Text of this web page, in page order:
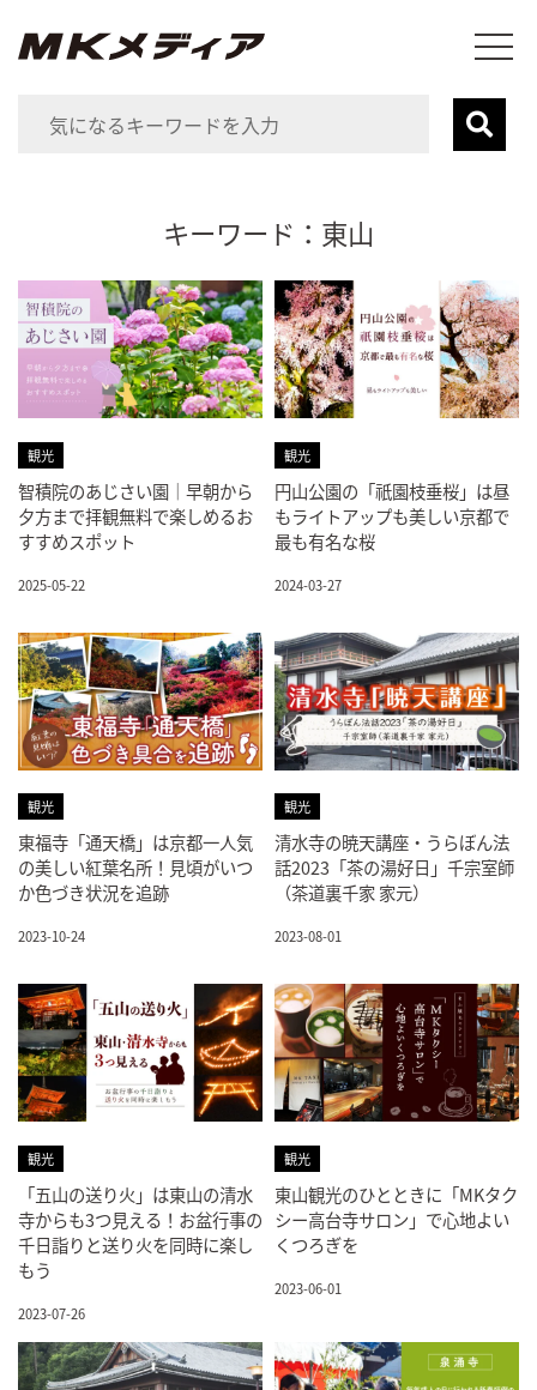
キーワード：東山
観光
智積院のあじさい園｜早朝から
夕方まで拝観無料で楽しめるお
すすめスポット
2025-05-22
観光
円山公園の「祇園枝垂桜」は昼
もライトアップも美しい京都で
最も有名な桜
2024-03-27
観光
東福寺「通天橋」は京都一人気
の美しい紅葉名所！見頃がいつ
か色づき状況を追跡
2023-10-24
観光
清水寺の暁天講座・うらぼん法
話2023「茶の湯好日」千宗室師
（茶道裏千家 家元）
2023-08-01
観光
「五山の送り火」は東山の清水
寺からも3つ見える！お盆行事の
千日詣りと送り火を同時に楽し
もう
2023-07-26
観光
東山観光のひとときに「MKタク
シー高台寺サロン」で心地よい
くつろぎを
2023-06-01